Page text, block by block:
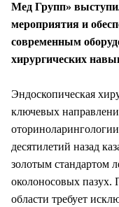
Мед Групп»
мероприятия и
современным
хирургических
Эндоскопическая
ключевых
десятилетий назад
золотым стандартом
околоносовых пазух.
области требует